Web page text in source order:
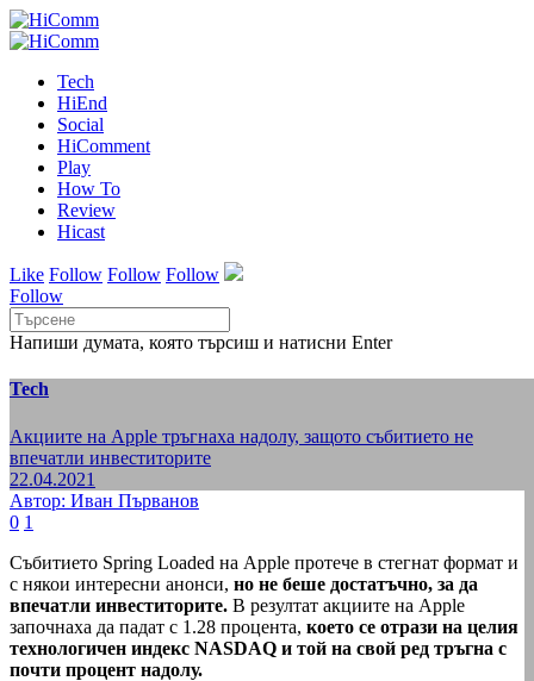
Tech
HiEnd
Social
HiComment
Play
How To
Review
Hicast
Like Follow Follow Follow
Follow
Напиши думата, която търсиш и натисни Enter
Tech
Акциите на Apple тръгнаха надолу, защото събитието не
впечатли инвеститорите
22.04.2021
Автор: Иван Първанов
0 1
Събитието Spring Loaded на Apple протече в стегнат формат и
с някои интересни анонси, но не беше достатъчно, за да
впечатли инвеститорите. В резултат акциите на Apple
започнаха да падат с 1.28 процента, което се отрази на целия
технологичен индекс NASDAQ и той на свой ред тръгна с
почти процент надолу.